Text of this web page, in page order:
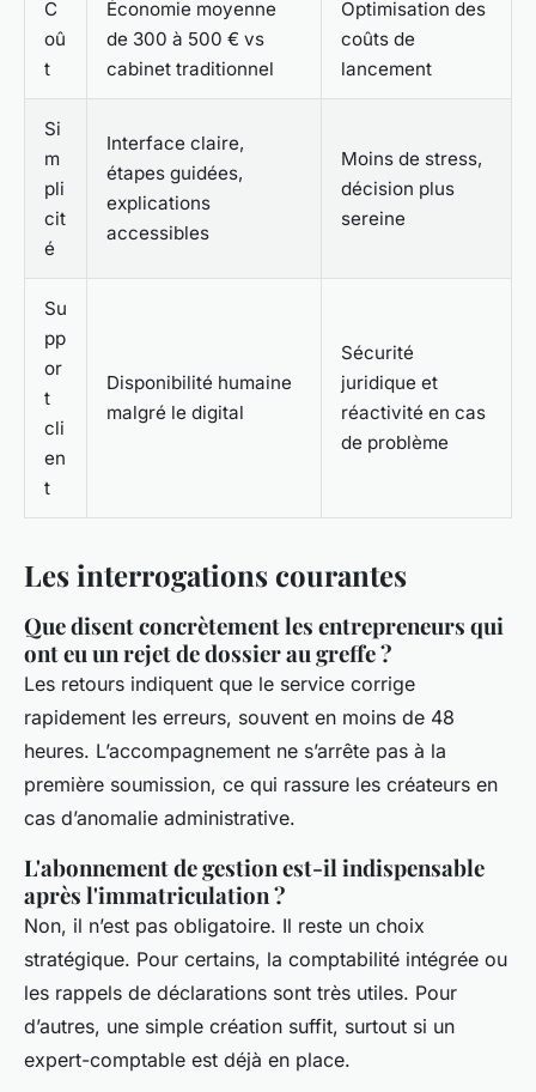
C
oû
t
Économie moyenne
de 300 à 500 € vs
cabinet traditionnel
Optimisation des
coûts de
lancement
Si
m
pli
cit
é
Interface claire,
étapes guidées,
explications
accessibles
Moins de stress,
décision plus
sereine
Su
pp
or
t
cli
en
t
Disponibilité humaine
malgré le digital
Sécurité
juridique et
réactivité en cas
de problème
Les interrogations courantes
Que disent concrètement les entrepreneurs qui
ont eu un rejet de dossier au greffe ?
Les retours indiquent que le service corrige
rapidement les erreurs, souvent en moins de 48
heures. L’accompagnement ne s’arrête pas à la
première soumission, ce qui rassure les créateurs en
cas d’anomalie administrative.
L'abonnement de gestion est-il indispensable
après l'immatriculation ?
Non, il n’est pas obligatoire. Il reste un choix
stratégique. Pour certains, la comptabilité intégrée ou
les rappels de déclarations sont très utiles. Pour
d’autres, une simple création suffit, surtout si un
expert-comptable est déjà en place.